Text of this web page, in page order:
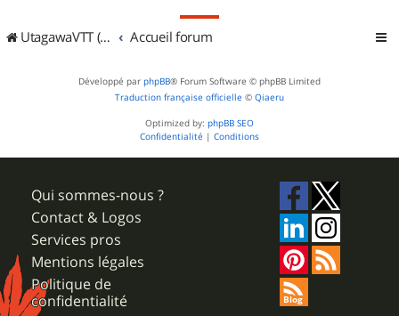
UtagawaVTT (Randos VTT et VTTAE avec traces GPS) Accueil forum
Développé par phpBB® Forum Software © phpBB Limited
Traduction française officielle © Qiaeru
Optimized by: phpBB SEO
Confidentialité | Conditions
Qui sommes-nous ?
Contact & Logos
Services pros
Mentions légales
Politique de
confidentialité